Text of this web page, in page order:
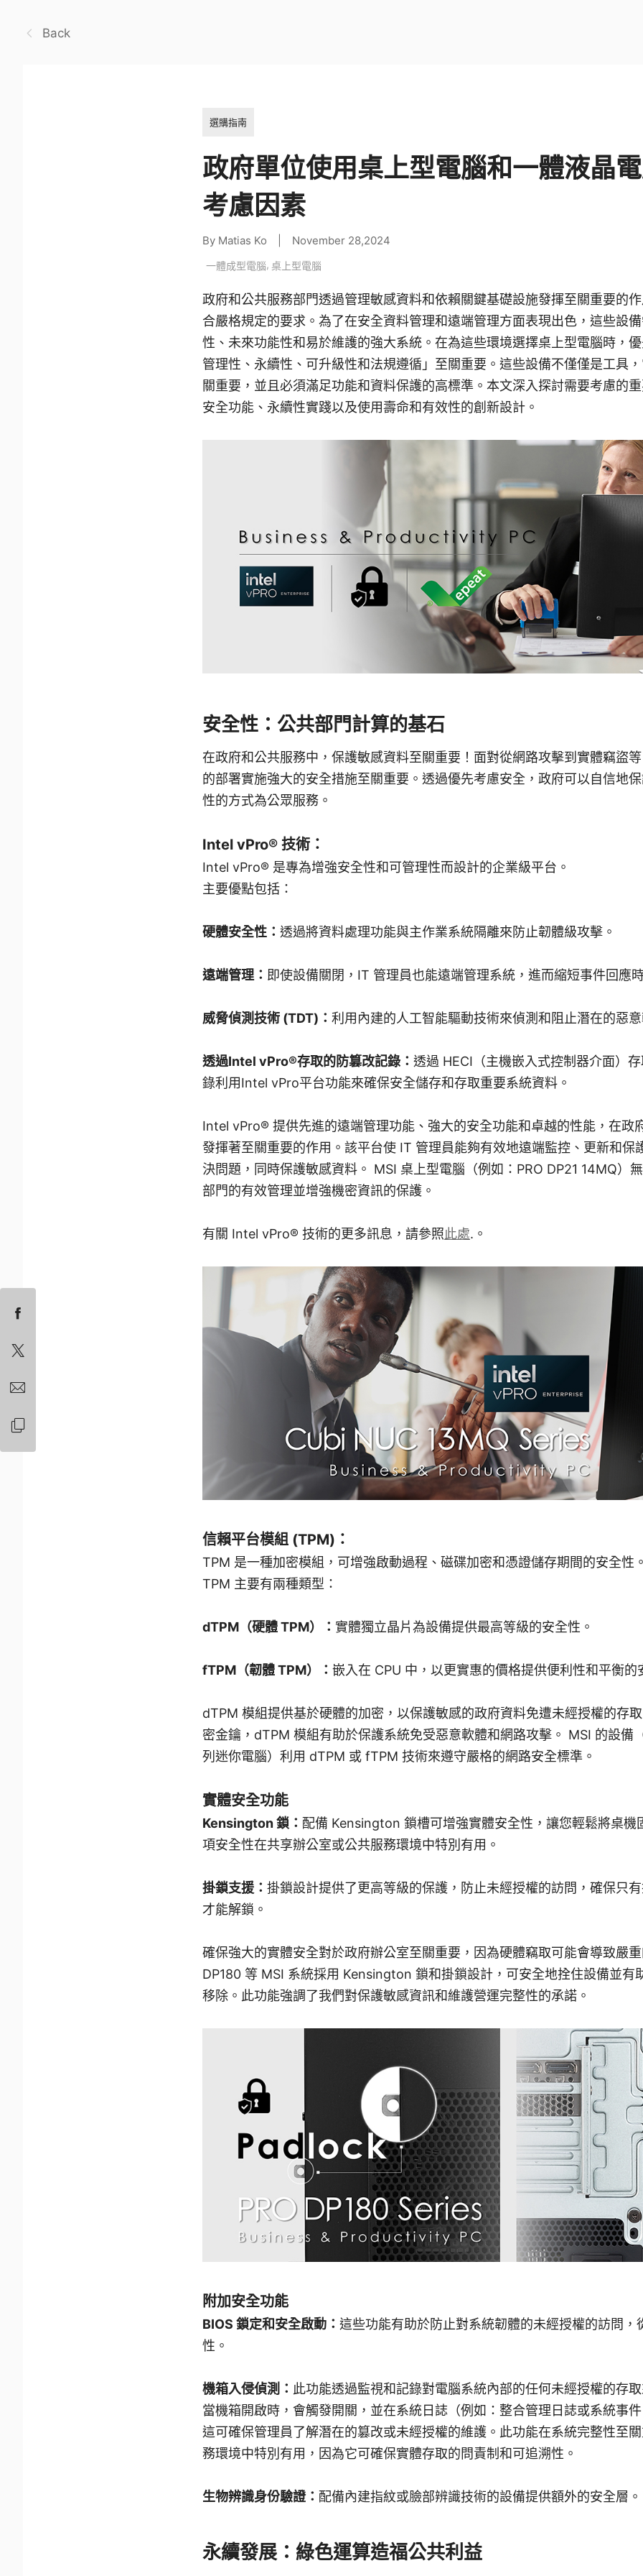
Back
選購指南
政府單位使用桌上型電腦和一體液晶
考慮因素
By Matias Ko November 28,2024
一體成型電腦, 桌上型電腦
政府和公共服務部門透過管理敏感資料和依賴關鍵基礎設施發揮至關重要的
合嚴格規定的要求。為了在安全資料管理和遠端管理方面表現出色，這些設
性、未來功能性和易於維護的強大系統。在為這些環境選擇桌上型電腦時，
管理性、永續性、可升級性和法規遵循」至關重要。這些設備不僅僅是工具
關重要，並且必須滿足功能和資料保護的高標準。本文深入探討需要考慮的
安全功能、永續性實踐以及使用壽命和有效性的創新設計。
安全性：公共部門計算的基石
在政府和公共服務中，保護敏感資料至關重要！面對從網路攻擊到實體竊盜
的部署實施強大的安全措施至關重要。透過優先考慮安全，政府可以自信地
性的方式為公眾服務。
Intel vPro® 技術：
Intel vPro® 是專為增強安全性和可管理性而設計的企業級平台。
主要優點包括：
硬體安全性： 透過將資料處理功能與主作業系統隔離來防止韌體級攻擊。
遠端管理： 即使設備關閉，IT 管理員也能遠端管理系統，進而縮短事件回應
威脅偵測技術 (TDT)： 利用內建的人工智能驅動技術來偵測和阻止潛在的惡
透過Intel vPro®存取的防篡改記錄： 透過 HECI（主機嵌入式控制器介面）
錄利用Intel vPro平台功能來確保安全儲存和存取重要系統資料。
Intel vPro® 提供先進的遠端管理功能、強大的安全功能和卓越的性能，在政
發揮著至關重要的作用。該平台使 IT 管理員能夠有效地遠端監控、更新和保
決問題，同時保護敏感資料。 MSI 桌上型電腦（例如：PRO DP21 14MQ）
部門的有效管理並增強機密資訊的保護。
有關 Intel vPro® 技術的更多訊息，請參照此處.。
信賴平台模組 (TPM)：
TPM 是一種加密模組，可增強啟動過程、磁碟加密和憑證儲存期間的安全性
TPM 主要有兩種類型：
dTPM（硬體 TPM）： 實體獨立晶片為設備提供最高等級的安全性。
fTPM（韌體 TPM）： 嵌入在 CPU 中，以更實惠的價格提供便利性和平衡的
dTPM 模組提供基於硬體的加密，以保護敏感的政府資料免遭未經授權的存
密金鑰，dTPM 模組有助於保護系統免受惡意軟體和網路攻擊。 MSI 的設備
列迷你電腦）利用 dTPM 或 fTPM 技術來遵守嚴格的網路安全標準。
實體安全功能
Kensington 鎖： 配備 Kensington 鎖槽可增強實體安全性，讓您輕鬆將桌機
項安全性在共享辦公室或公共服務環境中特別有用。
掛鎖支援： 掛鎖設計提供了更高等級的保護，防止未經授權的訪問，確保只
才能解鎖。
確保強大的實體安全對於政府辦公室至關重要，因為硬體竊取可能會導致嚴
DP180 等 MSI 系統採用 Kensington 鎖和掛鎖設計，可安全地拴住設備並有
移除。此功能強調了我們對保護敏感資訊和維護營運完整性的承諾。
附加安全功能
BIOS 鎖定和安全啟動： 這些功能有助於防止對系統韌體的未經授權的訪問，
性。
機箱入侵偵測： 此功能透過監視和記錄對電腦系統內部的任何未經授權的存
當機箱開啟時，會觸發開關，並在系統日誌（例如：整合管理日誌或系統事
這可確保管理員了解潛在的篡改或未經授權的維護。此功能在系統完整性至
務環境中特別有用，因為它可確保實體存取的問責制和可追溯性。
生物辨識身份驗證： 配備內建指紋或臉部辨識技術的設備提供額外的安全層。
永續發展：綠色運算造福公共利益